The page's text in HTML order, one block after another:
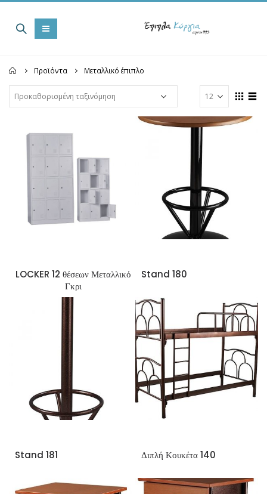
Home
Προϊόντα Μεταλλικό έπιπλο
LOCKER 12 θέσεων Μεταλλικό
Γκρι
Stand 180
Stand 181 Διπλή Κουκέτα 140